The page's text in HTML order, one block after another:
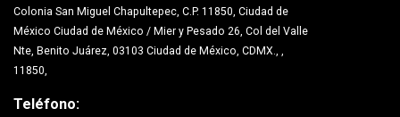
Colonia San Miguel Chapultepec, C.P. 11850, Ciudad de
México Ciudad de México / Mier y Pesado 26, Col del Valle
Nte, Benito Juárez, 03103 Ciudad de México, CDMX., ,
11850,
Teléfono: